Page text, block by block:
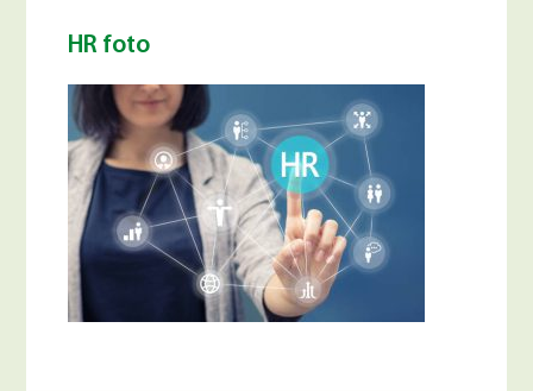
HR foto